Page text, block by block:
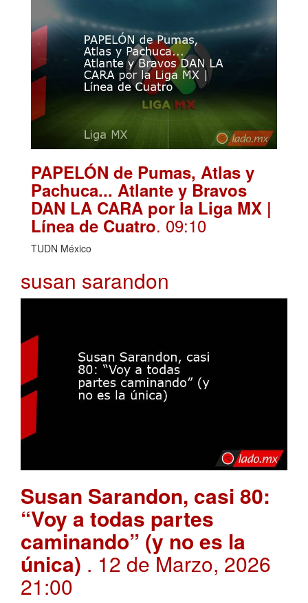
PAPELÓN de Pumas, Atlas y
Pachuca... Atlante y Bravos
DAN LA CARA por la Liga MX |
Línea de Cuatro. 09:10
TUDN México
susan sarandon
Susan Sarandon, casi 80:
“Voy a todas partes
caminando” (y no es la
única) . 12 de Marzo, 2026
21:00